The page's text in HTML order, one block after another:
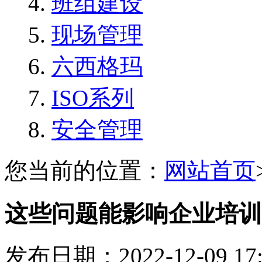
现场管理
六西格玛
ISO系列
安全管理
您当前的位置： 网站首页
这些问题能影响企业培
发布日期：2022-12-09